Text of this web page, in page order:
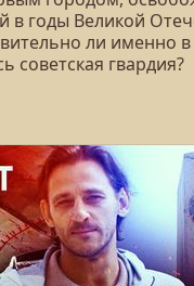
в годы Великой
ли именно
советская гвардия?